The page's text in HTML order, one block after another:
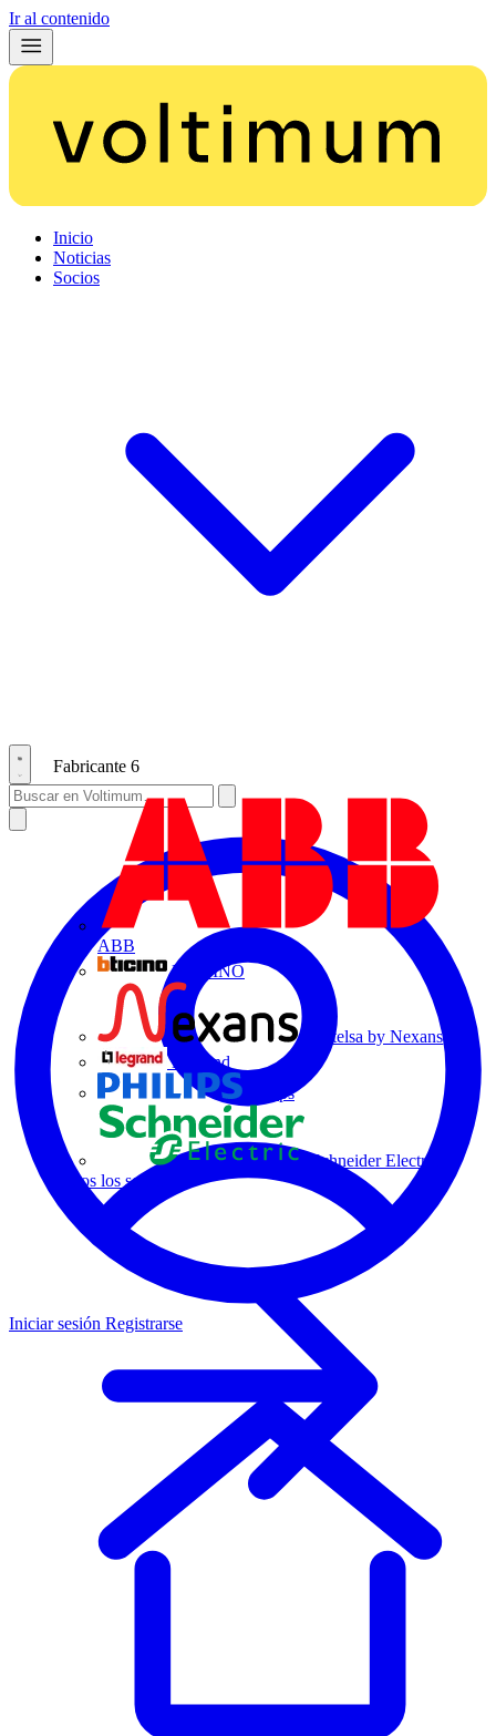
Ir al contenido
Inicio
Noticias
Socios
Fabricante 6
ABB
BTICINO
Centelsa by Nexans
Legrand
Philips
Schneider Electric
Todos los socios
Iniciar sesión Registrarse